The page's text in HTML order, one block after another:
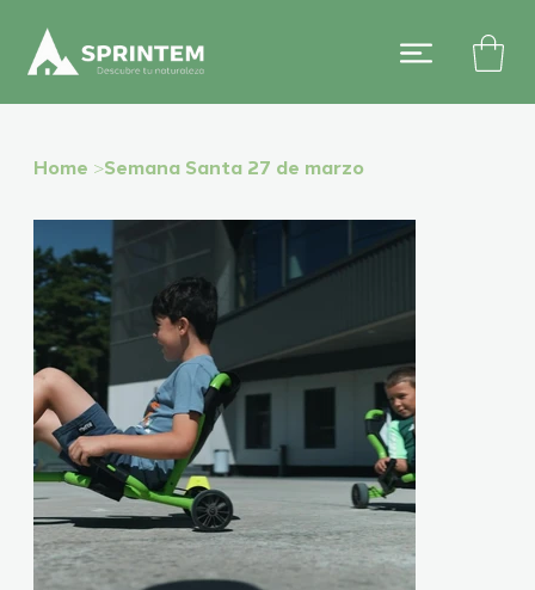
Home >Semana Santa 27 de marzo